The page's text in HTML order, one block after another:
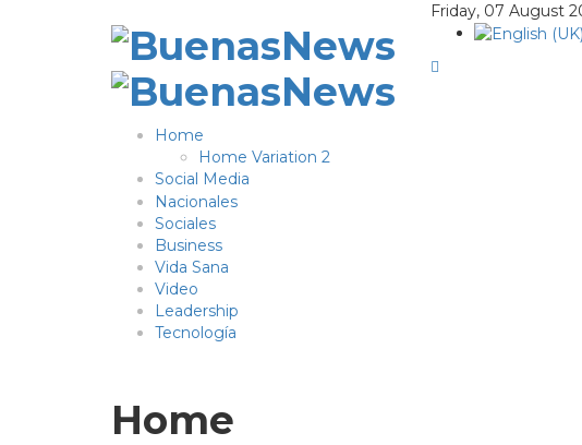
Friday, 07 August
Home
Home Variation 2
Social Media
Nacionales
Sociales
Business
Vida Sana
Video
Leadership
Tecnología
Home